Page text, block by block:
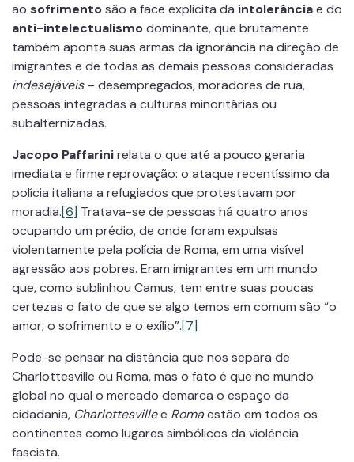
ao sofrimentosão a face explícita da intolerânciae do
anti-intelectualismodominante, que brutamente
também aponta suas armas da ignorância na direção de
imigrantes e de todas as demais pessoas consideradas
indesejáveis– desempregados, moradores de rua,
pessoas integradas a culturas minoritárias ou
subalternizadas.
Jacopo Paffarinirelata o que até a pouco geraria
imediata e firme reprovação: o ataque recentíssimo da
polícia italiana a refugiados que protestavam por
moradia.[6] Tratava-se de pessoas há quatro anos
ocupando um prédio, de onde foram expulsas
violentamente pela polícia de Roma, em uma visível
agressão aos pobres. Eram imigrantes em um mundo
que, como sublinhou Camus, tem entre suas poucas
certezas o fato de que se algo temos em comum são “o
amor, o sofrimento e o exílio”.[7]
Pode-se pensar na distância que nos separa de
Charlottesville ou Roma, mas o fato é que no mundo
global no qual o mercado demarca o espaço da
cidadania, Charlottesvillee Romaestão em todos os
continentes como lugares simbólicos da violência
fascista.